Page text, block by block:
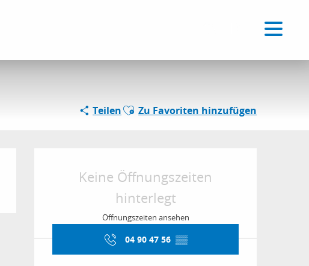
TeilenAjouter aux favoris
Zu Favoriten hinzufügen
Öffnungszeiten &
Keine Öffnungszeiten
hinterlegt
Öffnungszeiten ansehen
04 90 47 56 ▒▒